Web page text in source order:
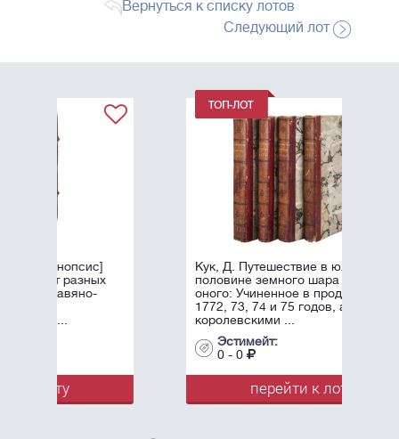
Вернуться к списку лотов
Следующий лот
Кук, Д. Путешествие в южной
половине земного шара и вокруг
оного: Учиненное в продолжение
1772, 73, 74 и 75 годов, аглийскими
королевскими ...
перейти к лоту